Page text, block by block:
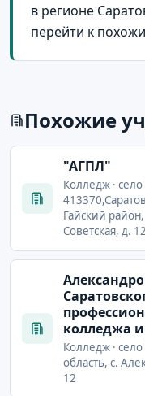
в регионе
перейти к
Похожие
"АГПЛ"
Колледж ·
Гайский
Советская, д. 12
колледжа
Колледж · село
область, с.
12